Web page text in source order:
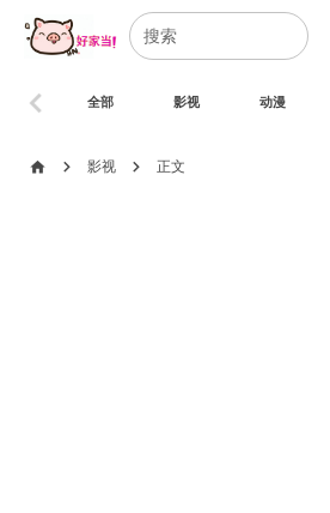
全部 影视 动漫
chevron_left
home chevron_right 影视 chevron_right 正文